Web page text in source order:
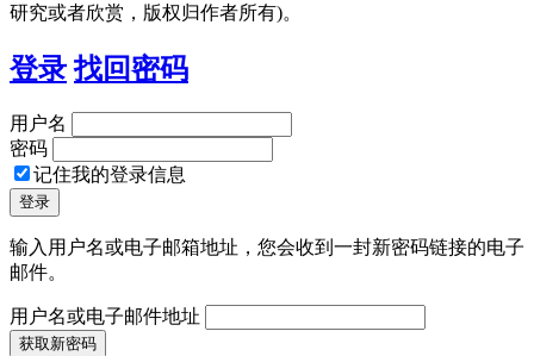
研究或者欣赏，版权归作者所有)。
登录 找回密码
用户名
密码
记住我的登录信息
输入用户名或电子邮箱地址，您会收到一封新密码链接的电子
邮件。
用户名或电子邮件地址